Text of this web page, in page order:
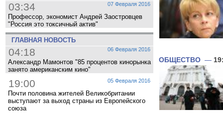
07 Февраля 2016
03:34
Профессор, экономист Андрей Заостровцев
"Россия это токсичный актив"
ГЛАВНАЯ НОВОСТЬ
06 Февраля 2016
04:18
Александр Мамонтов "85 процентов кинорынка
занято американским кино"
05 Февраля 2016
19:00
Почти половина жителей Великобритании
выступают за выход страны из Европейского
союза
ОБЩЕСТВО —